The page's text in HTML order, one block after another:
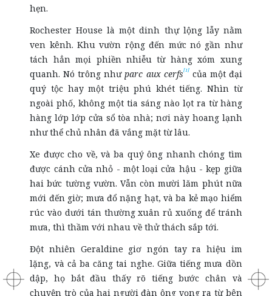
hẹn.
Rochester House là một dinh thự lộng lẫy nằm
ven kênh. Khu vườn rộng đến mức nó gần như
tách hẳn mọi phiền nhiễu từ hàng xóm xung
quanh. Nó trông nhưparc aux cerfs[1]của một đại
quý tộc hay một triệu phú khét tiếng. Nhìn từ
ngoài phố, không một tia sáng nào lọt ra từ hàng
hàng lớp lớp cửa sổ tòa nhà; nơi này hoang lạnh
như thể chủ nhân đã vắng mặt từ lâu.
Xe được cho về, và ba quý ông nhanh chóng tìm
được cánh cửa nhỏ - một loại cửa hậu - kẹp giữa
hai bức tường vườn. Vẫn còn mười lăm phút nữa
mới đến giờ; mưa đổ nặng hạt, và ba kẻ mạo hiểm
rúc vào dưới tán thường xuân rủ xuống để tránh
mưa, thì thầm với nhau về thử thách sắp tới.
Đột nhiên Geraldine giơ ngón tay ra hiệu im
lặng, và cả ba căng tai nghe. Giữa tiếng mưa dồn
dập, họ bắt đầu thấy rõ tiếng bước chân và
chuyện trò của hai người đàn ông vọng ra từ bên